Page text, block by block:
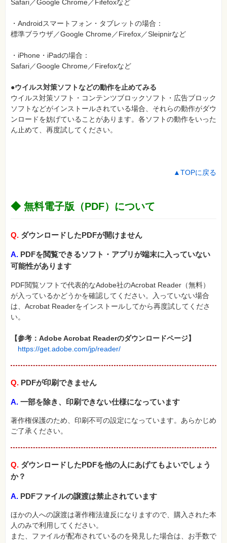
Safari／Google Chrome／Fifefoxなど
・Androidスマートフォン・タブレットの場合：
標準ブラウザ／Google Chrome／Firefox／Sleipnirなど
・iPhone・iPadの場合：
Safari／Google Chrome／Firefoxなど
●ウイルス対策ソフトなどの動作を止めてみる
ウイルス対策ソフト・コンテンツブロックソフト・広告ブロック
ソフトなどがインストールされている場合、それらの動作がダウ
ンロードを妨げていることがあります。各ソフトの動作をいった
ん止めて、再度試してください。
▲TOPに戻る
◆ 無料電子版（PDF）について
Q. ダウンロードしたPDFが開けません
A. PDFを閲覧できるソフト・アプリが端末に入っていない
可能性があります
PDF閲覧ソフトで代表的なAdobe社のAcrobat Reader（無料）
が入っているかどうかを確認してください。入っていない場合
は、Acrobat Readerをインストールしてから再度試してくださ
い。
【参考：Adobe Acrobat Readerのダウンロードページ】
https://get.adobe.com/jp/reader/
Q. PDFが印刷できません
A. 一部を除き、印刷できない仕様になっています
著作権保護のため、印刷不可の設定になっています。あらかじめ
ご了承ください。
Q. ダウンロードしたPDFを他の人にあげてもよいでしょう
か？
A. PDFファイルの譲渡は禁止されています
ほかの人への譲渡は著作権法違反になりますので、購入された本
人のみで利用してください。
また、ファイルが配布されているのを発見した場合は、お手数で